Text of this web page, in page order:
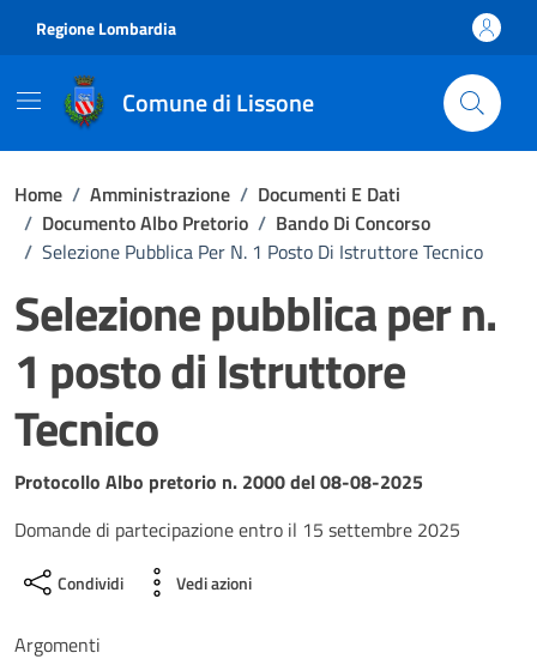
Regione Lombardia
Comune di Lissone
Home / Amministrazione / Documenti E Dati
/ Documento Albo Pretorio / Bando Di Concorso
/ Selezione Pubblica Per N. 1 Posto Di Istruttore Tecnico
Selezione pubblica per n.
1 posto di Istruttore
Tecnico
Dettagli del documento
Protocollo Albo pretorio n. 2000 del 08-08-2025
Domande di partecipazione entro il 15 settembre 2025
Condividi Vedi azioni
Argomenti